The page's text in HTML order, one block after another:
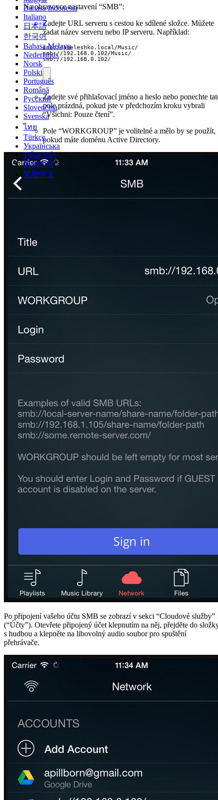
Bahasa Indonesia
Italiano
日本語
한국어
Bahasa Melayu
Nederlands
Norsk
Polski
Português
Română
Русский
Slovenčina
Svenska
ไทย
Türkçe
Українська
Tiếng Việt
简体中文
繁體中文
Na obrazovce nastavení “SMB”:
Zadejte URL serveru s cestou ke sdílené složce. Můžete
zadat název serveru nebo IP serveru. Například:
smb://ameleshko.local/Music/
smb://192.168.0.102/Music/
smb://192.168.0.102/
Zadejte své přihlašovací jméno a heslo nebo ponechte
pole prázdná, pokud jste v předchozím kroku vybrali
“Všichni: Pouze čtení”.
Pole “WORKGROUP” je volitelné a mělo by se použít,
pokud máte doménu Active Directory.
Po připojení vašeho účtu SMB se zobrazí v sekci “Cloudové služby”
(“Účty”). Otevřete připojený účet klepnutím na něj, přejděte do
s hudbou a klepněte na libovolný audio soubor pro spuštění
přehrávače.